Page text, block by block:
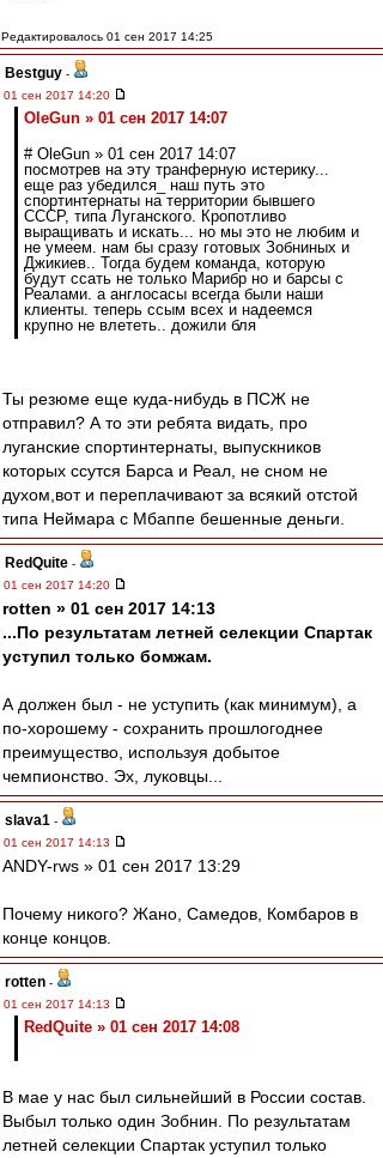
Редактировалось 01 сен 2017 14:25
Bestguy -
01 сен 2017 14:20
OleGun » 01 сен 2017 14:07
# OleGun » 01 сен 2017 14:07
посмотрев на эту транферную истерику...
еще раз убедился_ наш путь это
спортинтернаты на территории бывшего
СССР, типа Луганского. Кропотливо
выращивать и искать... но мы это не любим и
не умеем. нам бы сразу готовых Зобниных и
Джикиев.. Тогда будем команда, которую
будут ссать не только Марибр но и барсы с
Реалами. а англосасы всегда были наши
клиенты. теперь ссым всех и надеемся
крупно не влететь.. дожили бля
Ты резюме еще куда-нибудь в ПСЖ не
отправил? А то эти ребята видать, про
луганские спортинтернаты, выпускников
которых ссутся Барса и Реал, не сном не
духом,вот и переплачивают за всякий отстой
типа Неймара с Мбаппе бешенные деньги.
RedQuite -
01 сен 2017 14:20
rotten » 01 сен 2017 14:13
...По результатам летней селекции Спартак
уступил только бомжам.
А должен был - не уступить (как минимум), а
по-хорошему - сохранить прошлогоднее
преимущество, используя добытое
чемпионство. Эх, луковцы...
slava1 -
01 сен 2017 14:13
ANDY-rws » 01 сен 2017 13:29
Почему никого? Жано, Самедов, Комбаров в
конце концов.
rotten -
01 сен 2017 14:13
RedQuite » 01 сен 2017 14:08
В мае у нас был сильнейший в России состав.
Выбыл только один Зобнин. По результатам
летней селекции Спартак уступил только